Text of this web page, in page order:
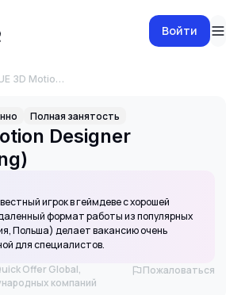
Войти
UE 3D Motion Designer (Marketing)
Полная занятость
Designer
игрок в геймдеве с хорошей
формат работы из популярных
Польша) делает вакансию очень
для специалистов.
Offer Global,
компаний
Пожаловаться